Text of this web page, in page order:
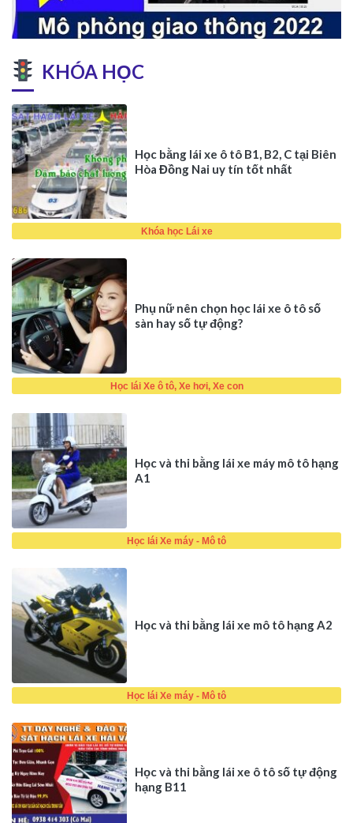
KHÓA HỌC
Học bằng lái xe ô tô B1, B2, C tại Biên
Hòa Đồng Nai uy tín tốt nhất
Khóa học Lái xe
Phụ nữ nên chọn học lái xe ô tô số
sàn hay số tự động?
Học lái Xe ô tô, Xe hơi, Xe con
Học và thi bằng lái xe máy mô tô hạng
A1
Học lái Xe máy - Mô tô
Học và thi bằng lái xe mô tô hạng A2
Học lái Xe máy - Mô tô
Học và thi bằng lái xe ô tô số tự động
hạng B11